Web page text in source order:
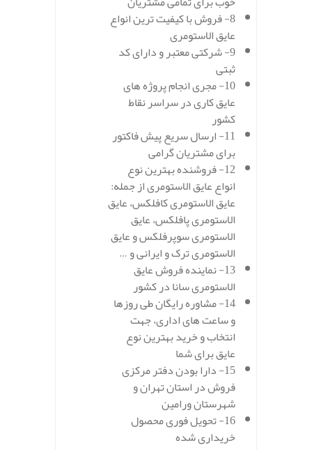
8- فروش با کیفیت ترین انواع
عایق الاستومری
9- شرکتی معتبر و دارای کد
ثبتی
10- مجری انجام پروژه های
عایق کاری در سراسر نقاط
کشور
11- ارسال سریع پیش فاکتور
برای مشتریان گرامی
12- فروشنده بهترین نوع
انواع عایق الاستومری از جمله:
عایق الاستومری کافلکس، عایق
الاستومری پافلکس، عایق
الاستومری سوپرفلکس و عایق
الاستومری ترک و ایرانی و …
13- نماینده فروش عایق
الاستومری سانا در کشور
14- مشاوره رایگان طی روزها
و ساعت های اداری، جهت
انتخاب و خرید بهترین نوع
عایق برای شما
15- دارا بودن دفتر مرکزی
فروش در استان تهران و
شهرستان ورامین
16- تحویل فوری محصول
خریداری شده